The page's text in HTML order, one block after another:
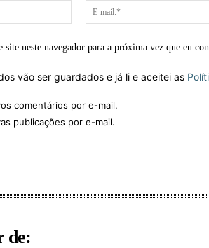
Nome:*
neste navegador para a próxima vez que eu
vão ser guardados e já li e aceitei as
comentários por e-mail.
publicações por e-mail.
de: